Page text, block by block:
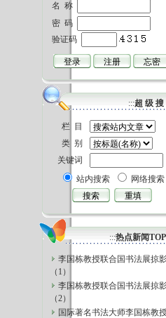
名 称
密 码
验证码
:::超 级 搜
栏 目
类 别
关键词
站内搜索
网络搜索
:::热点新闻
李国栋教授联合国书法展掠
（1）
李国栋教授联合国书法展掠
（2）
国际著名书法大师李国栋教